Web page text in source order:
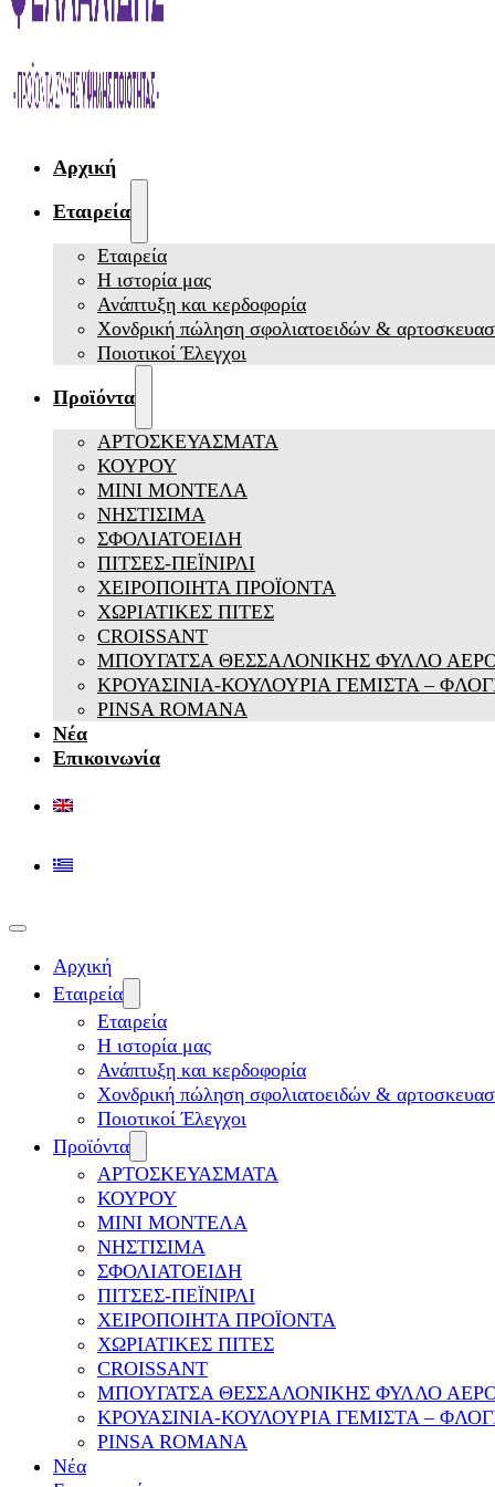
Αρχική
Εταιρεία
Εταιρεία
Η ιστορία μας
Ανάπτυξη και κερδοφορία
Χονδρική πώληση σφολιατοειδών &
Ποιοτικοί Έλεγχοι
Προϊόντα
ΑΡΤΟΣΚΕΥΑΣΜΑΤΑ
ΚΟΥΡΟΥ
ΜΙΝΙ ΜΟΝΤΕΛΑ
ΝΗΣΤΙΣΙΜΑ
ΣΦΟΛΙΑΤΟΕΙΔΗ
ΠΙΤΣΕΣ-ΠΕΪΝΙΡΛΙ
ΧΕΙΡΟΠΟΙΗΤΑ ΠΡΟΪΟΝΤΑ
ΧΩΡΙΑΤΙΚΕΣ ΠΙΤΕΣ
CROISSANT
ΜΠΟΥΓΑΤΣΑ ΘΕΣΣΑΛΟΝΙΚΗΣ ΦΥΛΛΟ
ΚΡΟΥΑΣΙΝΙΑ-ΚΟΥΛΟΥΡΙΑ ΓΕΜΙΣΤΑ –
PINSA ROMANA
Νέα
Επικοινωνία
Αρχική
Εταιρεία
Εταιρεία
Η ιστορία μας
Ανάπτυξη και κερδοφορία
Χονδρική πώληση σφολιατοειδών &
Ποιοτικοί Έλεγχοι
Προϊόντα
ΑΡΤΟΣΚΕΥΑΣΜΑΤΑ
ΚΟΥΡΟΥ
ΜΙΝΙ ΜΟΝΤΕΛΑ
ΝΗΣΤΙΣΙΜΑ
ΣΦΟΛΙΑΤΟΕΙΔΗ
ΠΙΤΣΕΣ-ΠΕΪΝΙΡΛΙ
ΧΕΙΡΟΠΟΙΗΤΑ ΠΡΟΪΟΝΤΑ
ΧΩΡΙΑΤΙΚΕΣ ΠΙΤΕΣ
CROISSANT
ΜΠΟΥΓΑΤΣΑ ΘΕΣΣΑΛΟΝΙΚΗΣ ΦΥΛΛΟ
ΚΡΟΥΑΣΙΝΙΑ-ΚΟΥΛΟΥΡΙΑ ΓΕΜΙΣΤΑ –
PINSA ROMANA
Νέα